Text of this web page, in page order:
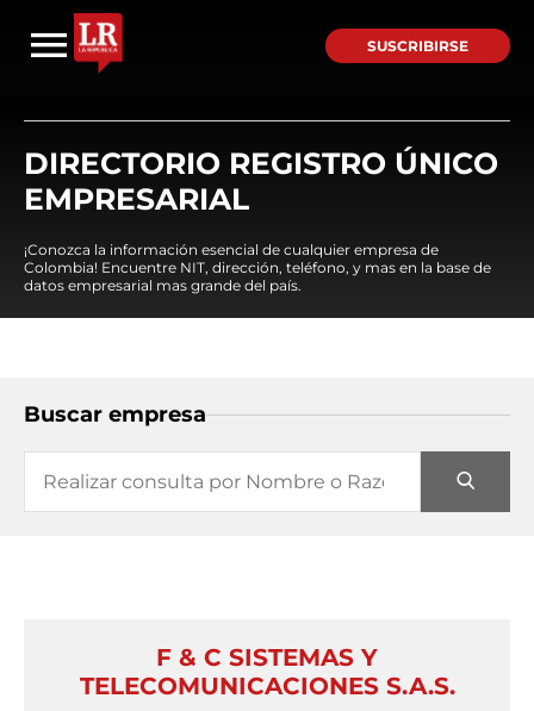
SUSCRIBIRSE
DIRECTORIO REGISTRO ÚNICO
EMPRESARIAL
¡Conozca la información esencial de cualquier empresa de
Colombia! Encuentre NIT, dirección, teléfono, y mas en la base de
datos empresarial mas grande del país.
Buscar empresa
F & C SISTEMAS Y
TELECOMUNICACIONES S.A.S.